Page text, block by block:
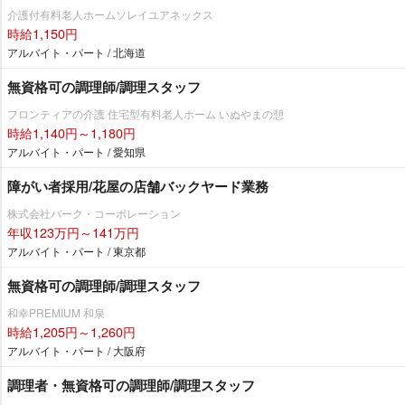
介護付有料老人ホームソレイユアネックス
時給1,150円
アルバイト・パート / 北海道
無資格可の調理師/調理スタッフ
フロンティアの介護 住宅型有料老人ホーム いぬやまの憩
時給1,140円～1,180円
アルバイト・パート / 愛知県
障がい者採用/花屋の店舗バックヤード業務
株式会社パーク・コーポレーション
年収123万円～141万円
アルバイト・パート / 東京都
無資格可の調理師/調理スタッフ
和幸PREMIUM 和泉
時給1,205円～1,260円
アルバイト・パート / 大阪府
調理者・無資格可の調理師/調理スタッフ